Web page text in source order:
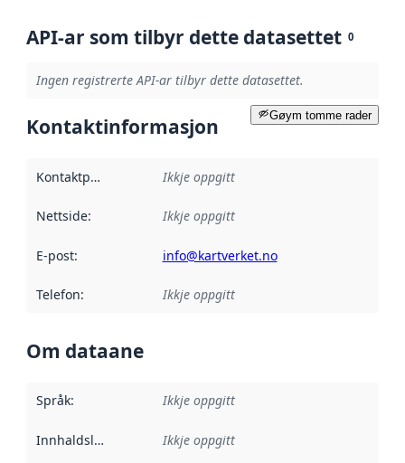
API-ar som tilbyr dette datasettet 0
Ingen registrerte API-ar tilbyr dette datasettet.
Gøym tomme rader
Kontaktinformasjon
Kontaktpunkt Ikkje oppgitt
Nettside: Ikkje oppgitt
E-post: info@kartverket.no
Telefon: Ikkje oppgitt
Om dataane
Språk: Ikkje oppgitt
Innhaldsleverandørar :
Ikkje oppgitt